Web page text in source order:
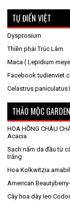
TỰ ĐIỂN VIỆT
Dysprosium
Thiền phái Trúc Lâm
Maca ( Lepidium
Facebook
Celastrus
THẢO MỘC GARDEN
HOA HỒNG CHÂU
Acacia
Sạch nấm da đầu từ
trắng
Hoa Kolkwitzia
American
Cây hoa dây leo